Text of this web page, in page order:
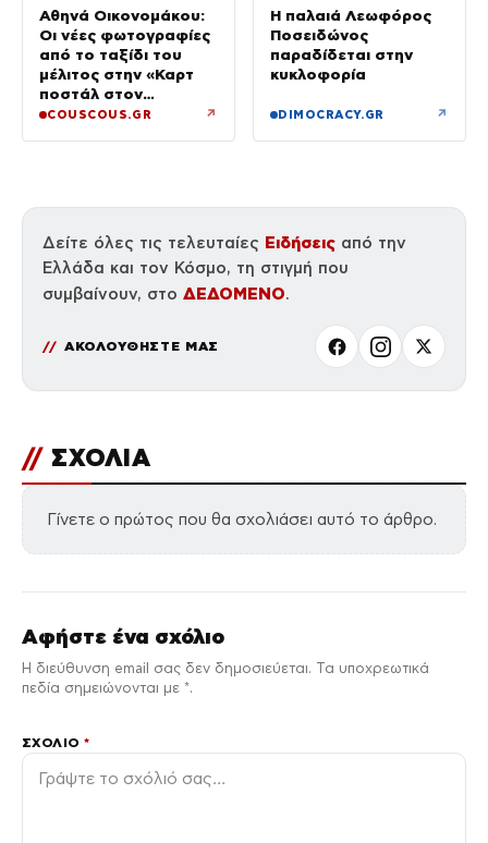
Αθηνά Οικονομάκου:
Οι νέες φωτογραφίες
από το ταξίδι του
μέλιτος στην «Καρτ
ποστάλ στον
παράδεισο»
COUSCOUS.GR ↗
Η παλαιά Λεωφόρος
Ποσειδώνος
παραδίδεται στην
κυκλοφορία
DIMOCRACY.GR ↗
Δείτε όλες τις τελευταίες Ειδήσεις από την
Ελλάδα και τον Κόσμο, τη στιγμή που
συμβαίνουν, στο ΔΕΔΟΜΕΝΟ.
ΑΚΟΛΟΥΘΗΣΤΕ ΜΑΣ
// ΣΧΟΛΙΑ
Γίνετε ο πρώτος που θα σχολιάσει αυτό το άρθρο.
Αφήστε ένα σχόλιο
Η διεύθυνση email σας δεν δημοσιεύεται. Τα υποχρεωτικά
πεδία σημειώνονται με *.
ΣΧΌΛΙΟ*